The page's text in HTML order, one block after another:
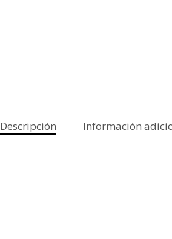
Descripción Información